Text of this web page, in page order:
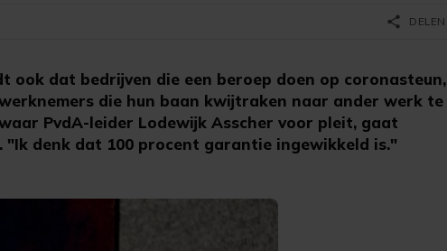
ook dat bedrijven die een beroep doen op coronasteun,
die hun baan kwijtraken naar ander werk te
PvdA-leider Lodewijk Asscher voor pleit, gaat
"Ik denk dat 100 procent garantie ingewikkeld is."
share DELEN